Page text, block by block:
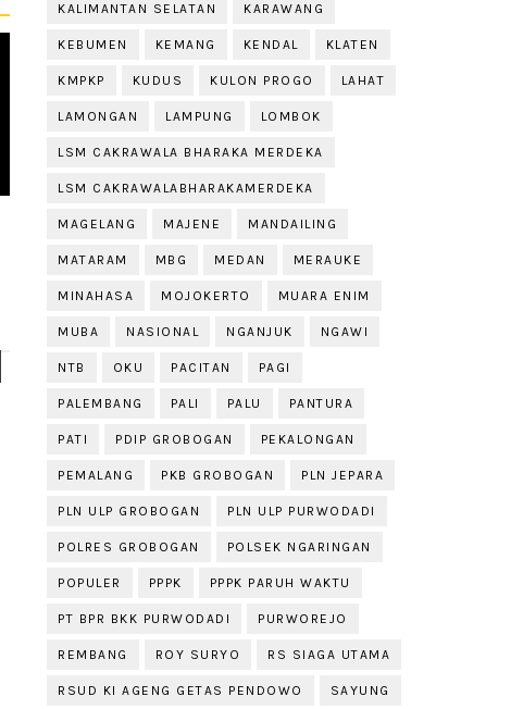
KALIMANTAN SELATAN KARAWANG
KEBUMEN KEMANG KENDAL KLATEN
KMPKP KUDUS KULON PROGO LAHAT
LAMONGAN LAMPUNG LOMBOK
LSM CAKRAWALA BHARAKA MERDEKA
LSM CAKRAWALABHARAKAMERDEKA
MAGELANG MAJENE MANDAILING
MATARAM MBG MEDAN MERAUKE
MINAHASA MOJOKERTO MUARA ENIM
MUBA NASIONAL NGANJUK NGAWI
NTB OKU PACITAN PAGI
PALEMBANG PALI PALU PANTURA
PATI PDIP GROBOGAN PEKALONGAN
PEMALANG PKB GROBOGAN PLN JEPARA
PLN ULP GROBOGAN PLN ULP PURWODADI
POLRES GROBOGAN POLSEK NGARINGAN
POPULER PPPK PPPK PARUH WAKTU
PT BPR BKK PURWODADI PURWOREJO
REMBANG ROY SURYO RS SIAGA UTAMA
RSUD KI AGENG GETAS PENDOWO SAYUNG